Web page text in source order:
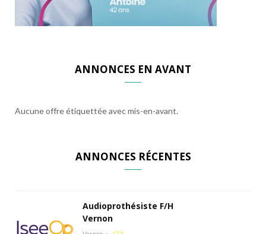
ANNONCES EN AVANT
Aucune offre étiquettée avec mis-en-avant.
ANNONCES RÉCENTES
Audioprothésiste F/H
Vernon